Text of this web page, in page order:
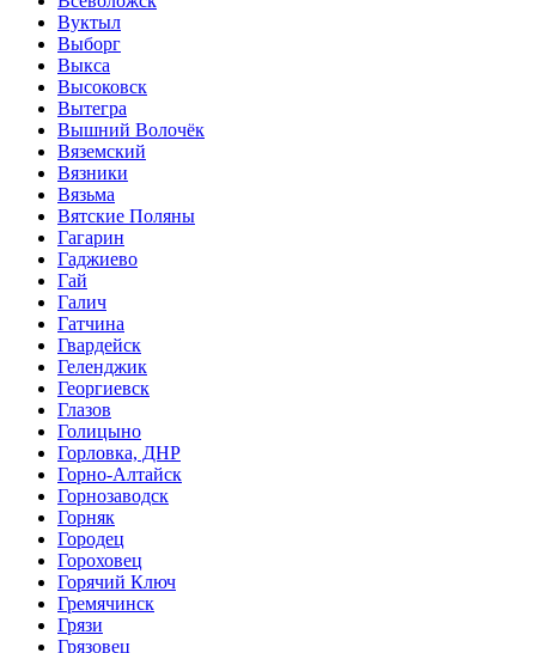
Вуктыл
Выборг
Выкса
Высоковск
Вытегра
Вышний Волочёк
Вяземский
Вязники
Вязьма
Вятские Поляны
Гагарин
Гаджиево
Гай
Галич
Гатчина
Гвардейск
Геленджик
Георгиевск
Глазов
Голицыно
Горловка, ДНР
Горно-Алтайск
Горнозаводск
Горняк
Городец
Гороховец
Горячий Ключ
Гремячинск
Грязи
Грязовец